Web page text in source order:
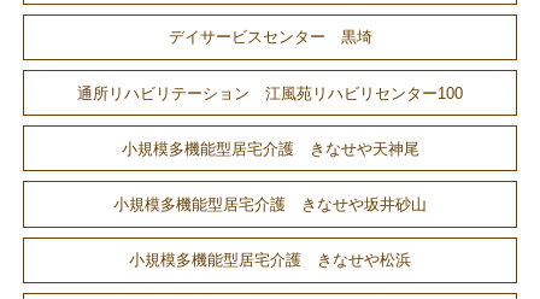
デイサービスセンター 黒埼
通所リハビリテーション 江風苑リハビリセンター100
小規模多機能型居宅介護 きなせや天神尾
小規模多機能型居宅介護 きなせや坂井砂山
小規模多機能型居宅介護 きなせや松浜